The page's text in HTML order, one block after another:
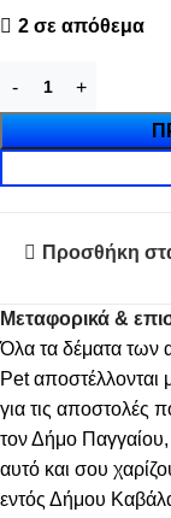
2 σε απόθεμα
Προσθήκη
Μεταφορικά &
Όλα τα δέματα των
Pet αποστέλλονται
για τις αποστολές
τον Δήμο Παγγαίου,
αυτό και σου
εντός Δήμου